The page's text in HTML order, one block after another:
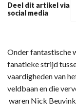
Deel dit artikel via
social media
Onder fantastische
fanatieke strijd
vaardigheden van
veldbaan en die
waren Nick